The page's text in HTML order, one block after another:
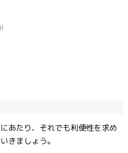
あたり、それでも利便性を求め
きましょう。